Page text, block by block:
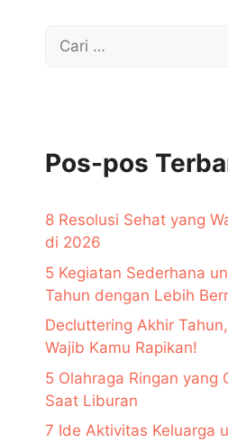
Cari
Pos-pos
8 Resolusi Sehat yang
di 2026
5 Kegiatan Sederhana
Tahun dengan Lebih
Decluttering Akhir
Wajib Kamu Rapikan!
5 Olahraga Ringan yang
Saat Liburan
7 Ide Aktivitas Keluarga